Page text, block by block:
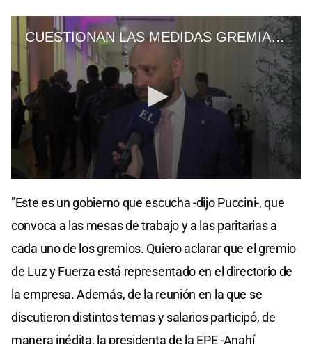
"Este es un gobierno que escucha -dijo Puccini-, que
convoca a las mesas de trabajo y a las paritarias a
cada uno de los gremios. Quiero aclarar que el gremio
de Luz y Fuerza está representado en el directorio de
la empresa. Además, de la reunión en la que se
discutieron distintos temas y salarios participó, de
manera inédita, la presidenta de la EPE -Anahí